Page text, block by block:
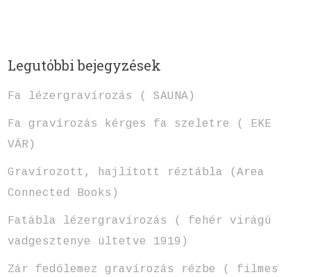
Legutóbbi bejegyzések
Fa lézergravírozás ( SAUNA)
Fa gravírozás kérges fa szeletre ( EKE
VÁR)
Gravírozott, hajlított réztábla (Area
Connected Books)
Fatábla lézergravírozás ( fehér virágú
vadgesztenye ültetve 1919)
Zár fedőlemez gravírozás rézbe ( filmes